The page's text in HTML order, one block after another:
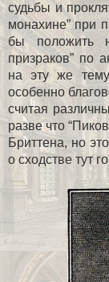
судьбы и
монахине” при
бы положить
призраков” по
на эту же
особенно
считая
разве что
Бриттена, но
о сходстве тут